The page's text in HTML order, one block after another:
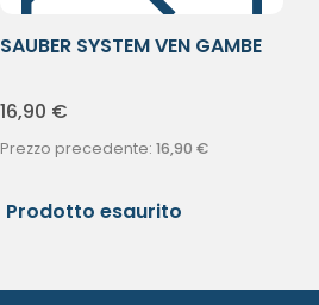
SAUBER SYSTEM VEN GAMBE
16,90 €
Prezzo precedente: 16,90 €
Prodotto esaurito